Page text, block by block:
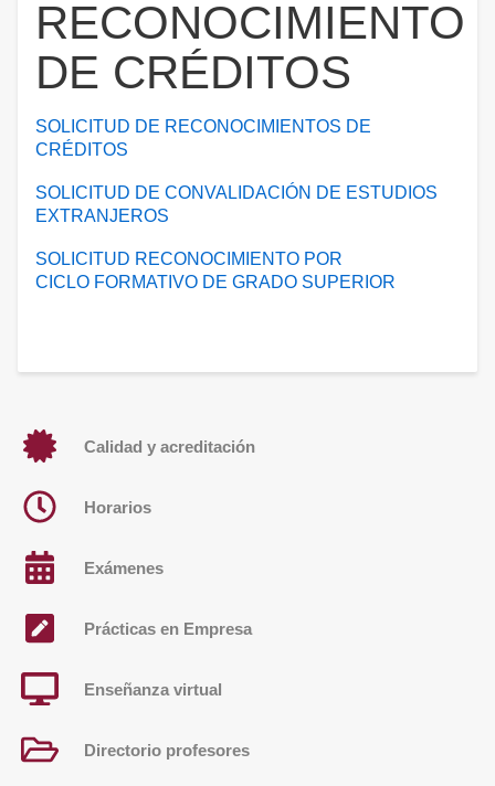
RECONOCIMIENTO
DE CRÉDITOS
SOLICITUD DE RECONOCIMIENTOS DE
CRÉDITOS
SOLICITUD DE CONVALIDACIÓN DE ESTUDIOS
EXTRANJEROS
SOLICITUD RECONOCIMIENTO POR
CICLO FORMATIVO DE GRADO SUPERIOR
Calidad y acreditación
Horarios
Exámenes
Prácticas en Empresa
Enseñanza virtual
Directorio profesores